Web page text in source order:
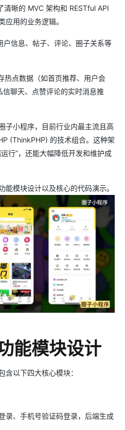
晰的 MVC 架构和 RESTful API
应用的业务逻辑。
信息、帖子、评论、圈子关系等
热点数据（如首页推荐、用户会
聊天、点赞评论的实时消息推
子小程序，目前行业内最主流且高
(ThinkPHP) 的技术组合。这种架
行”，还能大幅降低开发和维护成
能模块设计以及核心的代码演示。
能模块设计
含以下四大核心模块：
录、手机号验证码登录，后端生成